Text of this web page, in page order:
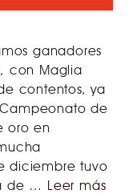
ganadores
con Maglia
contentos, ya
de
oro en
diciembre tuvo
de … Leer más